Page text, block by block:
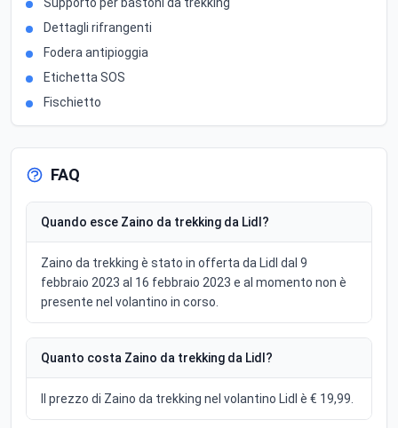
Dettagli rifrangenti
Fodera antipioggia
Etichetta SOS
Fischietto
FAQ
Quando esce Zaino da trekking da Lidl?
Zaino da trekking è stato in offerta da Lidl dal 9
febbraio 2023 al 16 febbraio 2023 e al momento non è
presente nel volantino in corso.
Quanto costa Zaino da trekking da Lidl?
Il prezzo di Zaino da trekking nel volantino Lidl è € 19,99.